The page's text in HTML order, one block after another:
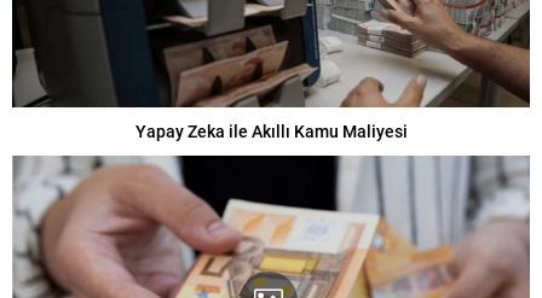
Yapay Zeka ile Akıllı Kamu Maliyesi